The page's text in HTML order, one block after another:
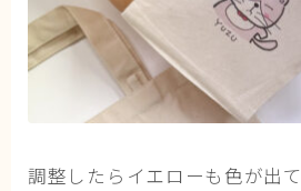
調整したらイエローも色が出て